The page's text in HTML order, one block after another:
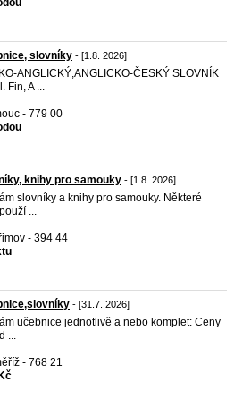
slovníky - [1.8. 2026]
ANGLICKÝ,ANGLICKO-ČESKÝ SLOVNÍK
Fin, A ...
- 779 00
knihy pro samouky - [1.8. 2026]
slovníky a knihy pro samouky. Některé
...
- 394 44
- [31.7. 2026]
učebnice jednotlivě a nebo komplet: Ceny
...
- 768 21